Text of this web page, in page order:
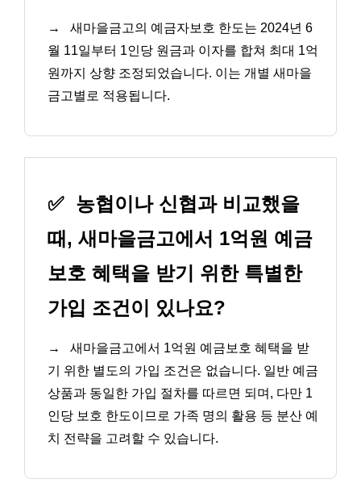
→
새마을금고의 예금자보호 한도는 2024년 6
월 11일부터 1인당 원금과 이자를 합쳐 최대 1억
원까지 상향 조정되었습니다. 이는 개별 새마을
금고별로 적용됩니다.
✅ 농협이나 신협과 비교했을
때, 새마을금고에서 1억원 예금
보호 혜택을 받기 위한 특별한
가입 조건이 있나요?
→
새마을금고에서 1억원 예금보호 혜택을 받
기 위한 별도의 가입 조건은 없습니다. 일반 예금
상품과 동일한 가입 절차를 따르면 되며, 다만 1
인당 보호 한도이므로 가족 명의 활용 등 분산 예
치 전략을 고려할 수 있습니다.